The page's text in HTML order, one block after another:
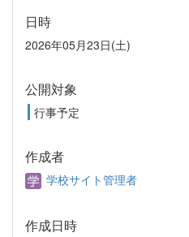
日時
2026年05月23日(土)
公開対象
行事予定
作成者
学校サイト管理者
作成日時